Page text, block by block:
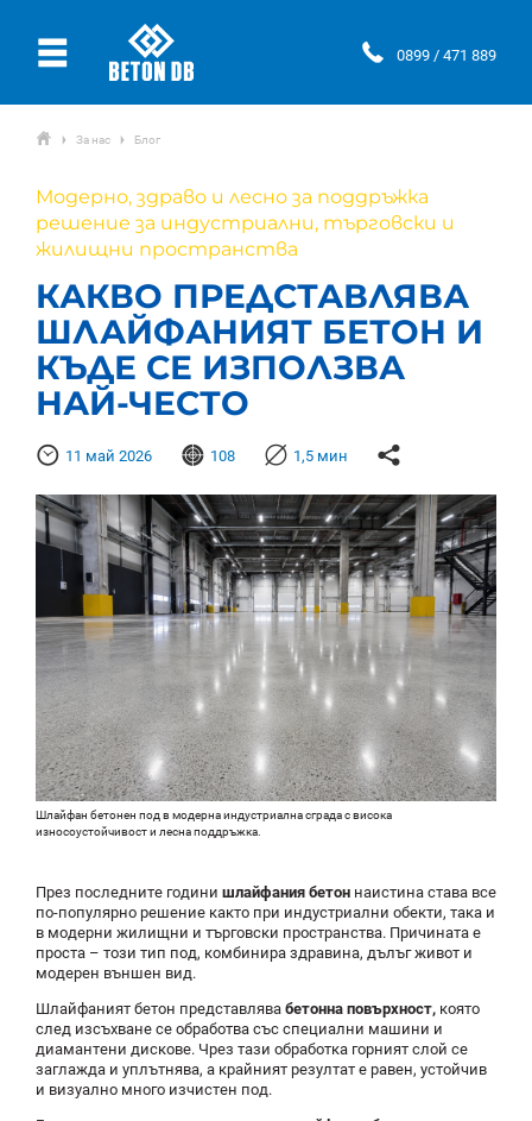
Ÿ 0899 / 471 889
ŷ Ţ За нас Ţ Блог
Модерно, здраво и лесно за поддръжка
решение за индустриални, търговски и
жилищни пространства
КАКВО ПРЕДСТАВЛЯВА
ШЛАЙФАНИЯТ БЕТОН И
КЪДЕ СЕ ИЗПОЛЗВА
НАЙ-ЧЕСТО
Þ 11 май 2026 Ғ 108  1,5 мин Ƙ
Шлайфан бетонен под в модерна индустриална сграда с висока
износоустойчивост и лесна поддръжка.
През последните години шлайфания бетон наистина става все
по-популярно решение както при индустриални обекти, така и
в модерни жилищни и търговски пространства. Причината е
проста – този тип под, комбинира здравина, дълъг живот и
модерен външен вид.
Шлайфаният бетон представлява бетонна повърхност, която
след изсъхване се обработва със специални машини и
диамантени дискове. Чрез тази обработка горният слой се
заглажда и уплътнява, а крайният резултат е равен, устойчив
и визуално много изчистен под.